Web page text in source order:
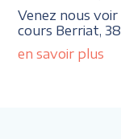
Venez nous
cours Berriat,
en savoir plus